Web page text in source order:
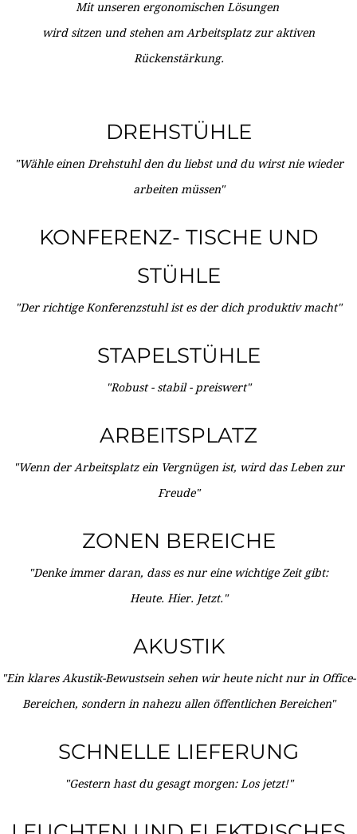
Mit unseren ergonomischen Lösungen
wird sitzen und stehen am Arbeitsplatz zur aktiven
Rückenstärkung.
DREHSTÜHLE
"Wähle einen Drehstuhl den du liebst und du wirst nie wieder
arbeiten müssen"
KONFERENZ- TISCHE UND
STÜHLE
"Der richtige Konferenzstuhl ist es der dich produktiv macht"
STAPELSTÜHLE
"Robust - stabil - preiswert"
ARBEITSPLATZ
"Wenn der Arbeitsplatz ein Vergnügen ist, wird das Leben zur
Freude"
ZONEN BEREICHE
"Denke immer daran, dass es nur eine wichtige Zeit gibt:
Heute. Hier. Jetzt."
AKUSTIK
"Ein klares Akustik-Bewustsein sehen wir heute nicht nur in Office-
Bereichen, sondern in nahezu allen öffentlichen Bereichen"
SCHNELLE LIEFERUNG
"Gestern hast du gesagt morgen: Los jetzt!"